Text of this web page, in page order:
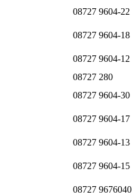
08727 9604-22
08727 9604-18
08727 9604-12
08727 280
08727 9604-30
08727 9604-17
08727 9604-13
08727 9604-15
08727 9676040